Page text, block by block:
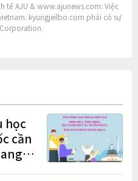
tế AJU & www.ajunews.com: Việc
kyungjeilbo.com phải có sự
học
cần